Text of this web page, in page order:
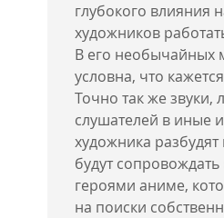
глубокого влияния
художников
В его необычайных
условна, что
Точно так же звуки,
слушателей в иные
художника
будут
героями аниме,
на поиски